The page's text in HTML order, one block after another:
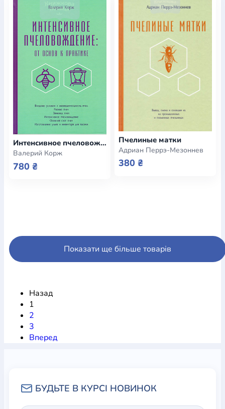
Интенсивное пчеловождение: от основ к практике
Валерий Корж
780 ₴
Пчелиные матки
Адриан Перрэ-Мезоннев
380 ₴
Показати ще більше товарів
Назад
1
2
3
Вперед